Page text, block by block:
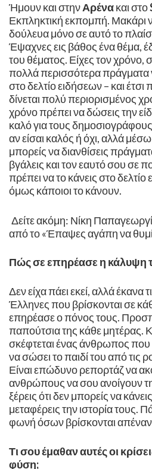
Ήμουν και στηνΑρένακαι στο
Εκπληκτική εκπομπή. Μακάρι
δούλευα μόνο σε αυτό το
Έψαχνες εις βάθος ένα θέμα,
του θέματος. Είχες τον χρόνο,
πολλά περισσότερα πράγματα
στο δελτίο ειδήσεων – και έτσι
δίνεται πολύ περιορισμένος
χρόνο πρέπει να δώσεις την
καλό για τους δημοσιογράφους
αν είσαι καλός ή όχι, αλλά
μπορείς να διανθίσεις
βγάλεις και τον εαυτό σου σε
πρέπει να το κάνεις στο
όμως κάποιοι το κάνουν.
Δείτε ακόμη: Νίκη
από το «Έπαψες αγάπη να
Πώς σε επηρέασε η κάλυψη
Δεν είχα πάει εκεί, αλλά έκανα
Έλληνες που βρίσκονται σε
επηρέασε ο πόνος τους.
παπούτσια της κάθε μητέρας.
σκέφτεται ένας άνθρωπος που
να σώσει το παιδί του από τις
Είναι επώδυνο ρεπορτάζ να
ανθρώπους να σου ανοίγουν
ξέρεις ότι δεν μπορείς να
μεταφέρεις την ιστορία τους.
φωνή όσων βρίσκονται
Τι σου έμαθαν αυτές οι
φύση;